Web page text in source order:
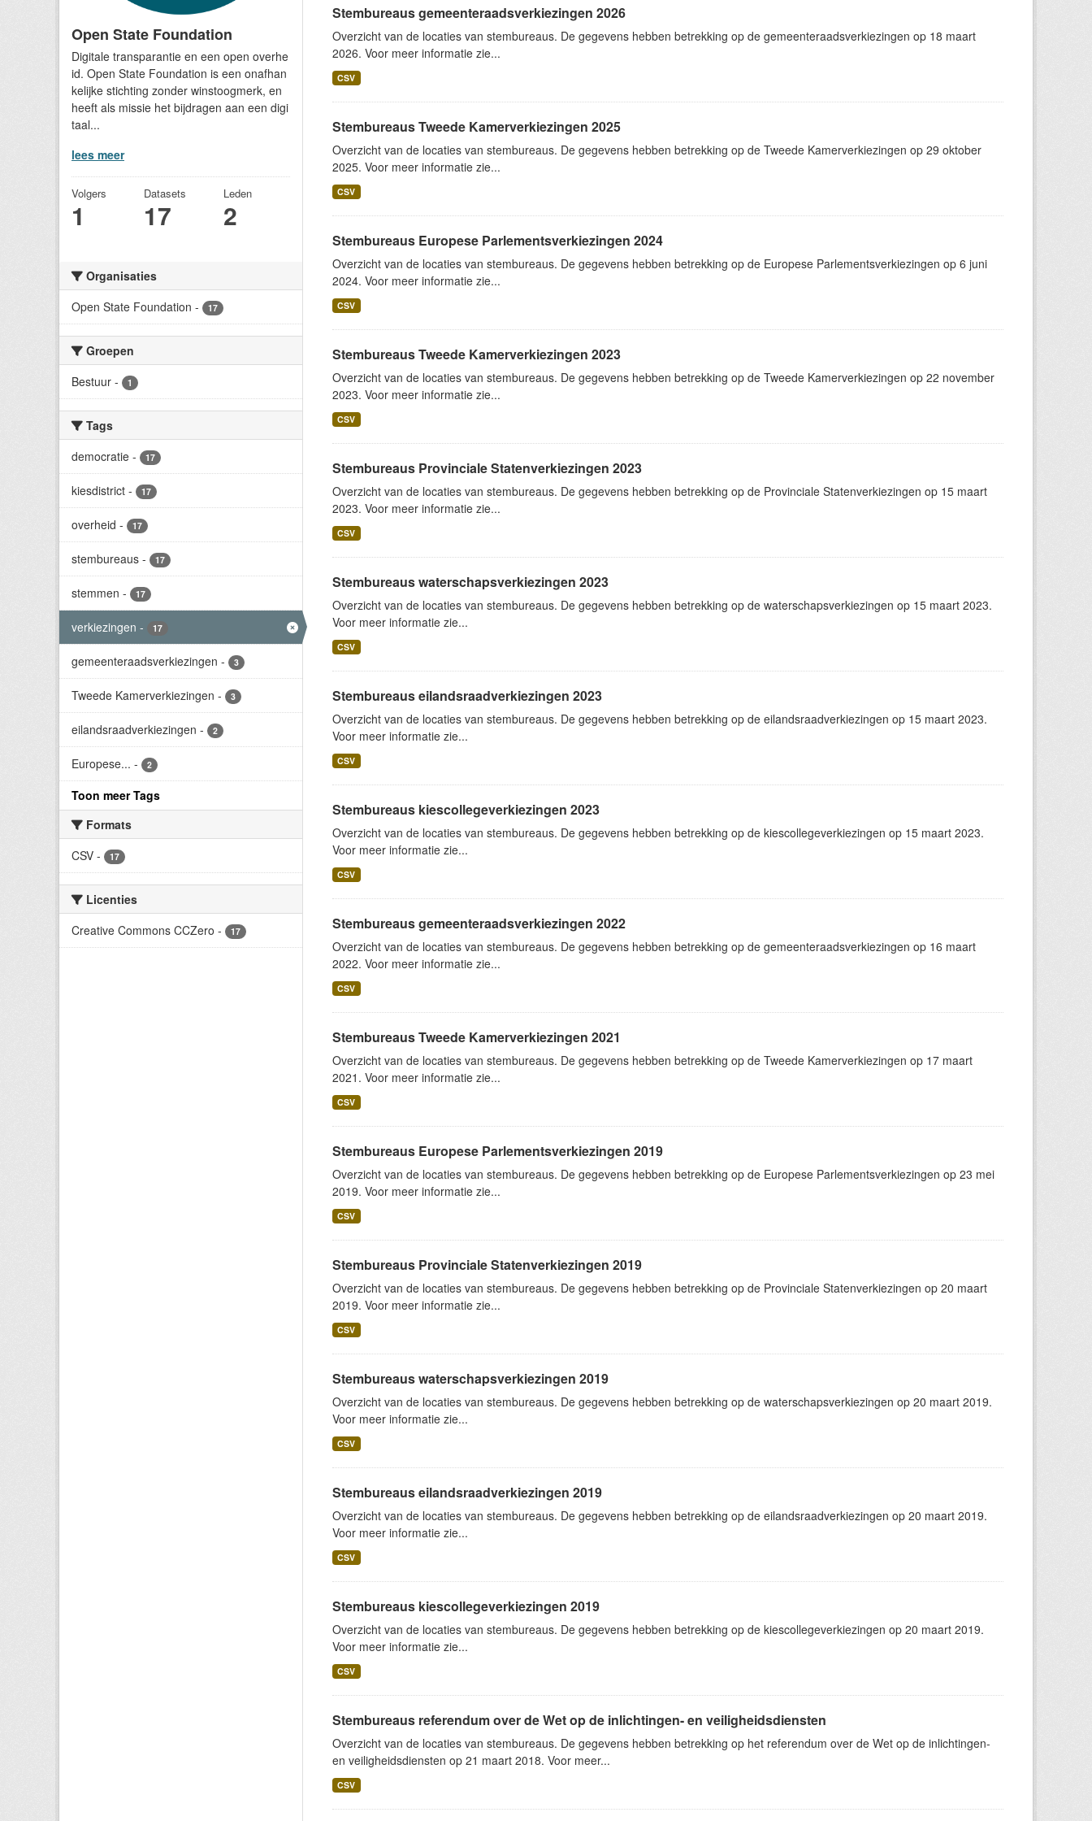
Open State Foundation
Digitale transparantie en een open overhe
id. Open State Foundation is een onafhan
kelijke stichting zonder winstoogmerk, en
heeft als missie het bijdragen aan een digi
taal...
lees meer
Volgers
1
Datasets
17
Leden
2
Organisaties
Open State Foundation - 17
Groepen
Bestuur - 1
Tags
democratie - 17
kiesdistrict - 17
overheid - 17
stembureaus - 17
stemmen - 17
verkiezingen - 17
gemeenteraadsverkiezingen - 3
Tweede Kamerverkiezingen - 3
eilandsraadverkiezingen - 2
Europese... - 2
Toon meer Tags
Formats
CSV - 17
Licenties
Creative Commons CCZero - 17
Stembureaus gemeenteraadsverkiezingen 2026
Overzicht van de locaties van stembureaus. De gegevens hebben betrekking op de gemeenteraadsverkiezingen op 18 maart
2026. Voor meer informatie zie...
CSV
Stembureaus Tweede Kamerverkiezingen 2025
Overzicht van de locaties van stembureaus. De gegevens hebben betrekking op de Tweede Kamerverkiezingen op 29 oktober
2025. Voor meer informatie zie...
CSV
Stembureaus Europese Parlementsverkiezingen 2024
Overzicht van de locaties van stembureaus. De gegevens hebben betrekking op de Europese Parlementsverkiezingen op 6 juni
2024. Voor meer informatie zie...
CSV
Stembureaus Tweede Kamerverkiezingen 2023
Overzicht van de locaties van stembureaus. De gegevens hebben betrekking op de Tweede Kamerverkiezingen op 22 november
2023. Voor meer informatie zie...
CSV
Stembureaus Provinciale Statenverkiezingen 2023
Overzicht van de locaties van stembureaus. De gegevens hebben betrekking op de Provinciale Statenverkiezingen op 15 maart
2023. Voor meer informatie zie...
CSV
Stembureaus waterschapsverkiezingen 2023
Overzicht van de locaties van stembureaus. De gegevens hebben betrekking op de waterschapsverkiezingen op 15 maart 2023.
Voor meer informatie zie...
CSV
Stembureaus eilandsraadverkiezingen 2023
Overzicht van de locaties van stembureaus. De gegevens hebben betrekking op de eilandsraadverkiezingen op 15 maart 2023.
Voor meer informatie zie...
CSV
Stembureaus kiescollegeverkiezingen 2023
Overzicht van de locaties van stembureaus. De gegevens hebben betrekking op de kiescollegeverkiezingen op 15 maart 2023.
Voor meer informatie zie...
CSV
Stembureaus gemeenteraadsverkiezingen 2022
Overzicht van de locaties van stembureaus. De gegevens hebben betrekking op de gemeenteraadsverkiezingen op 16 maart
2022. Voor meer informatie zie...
CSV
Stembureaus Tweede Kamerverkiezingen 2021
Overzicht van de locaties van stembureaus. De gegevens hebben betrekking op de Tweede Kamerverkiezingen op 17 maart
2021. Voor meer informatie zie...
CSV
Stembureaus Europese Parlementsverkiezingen 2019
Overzicht van de locaties van stembureaus. De gegevens hebben betrekking op de Europese Parlementsverkiezingen op 23 mei
2019. Voor meer informatie zie...
CSV
Stembureaus Provinciale Statenverkiezingen 2019
Overzicht van de locaties van stembureaus. De gegevens hebben betrekking op de Provinciale Statenverkiezingen op 20 maart
2019. Voor meer informatie zie...
CSV
Stembureaus waterschapsverkiezingen 2019
Overzicht van de locaties van stembureaus. De gegevens hebben betrekking op de waterschapsverkiezingen op 20 maart 2019.
Voor meer informatie zie...
CSV
Stembureaus eilandsraadverkiezingen 2019
Overzicht van de locaties van stembureaus. De gegevens hebben betrekking op de eilandsraadverkiezingen op 20 maart 2019.
Voor meer informatie zie...
CSV
Stembureaus kiescollegeverkiezingen 2019
Overzicht van de locaties van stembureaus. De gegevens hebben betrekking op de kiescollegeverkiezingen op 20 maart 2019.
Voor meer informatie zie...
CSV
Stembureaus referendum over de Wet op de inlichtingen- en veiligheidsdiensten
Overzicht van de locaties van stembureaus. De gegevens hebben betrekking op het referendum over de Wet op de inlichtingen-
en veiligheidsdiensten op 21 maart 2018. Voor meer...
CSV